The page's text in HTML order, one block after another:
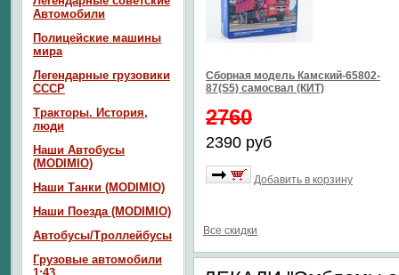
Сборная модель Камский-65802-
87(S5) самосвал (КИТ)
2760
2390 руб
Добавить в корзину
Все скидки
Автомобили
Полицейские машины
мира
Легендарные грузовики
СССР
Тракторы. История,
люди
Наши Автобусы
(MODIMIO)
Наши Танки (MODIMIO)
Наши Поезда (MODIMIO)
Автобусы/Троллейбусы
Грузовые автомобили